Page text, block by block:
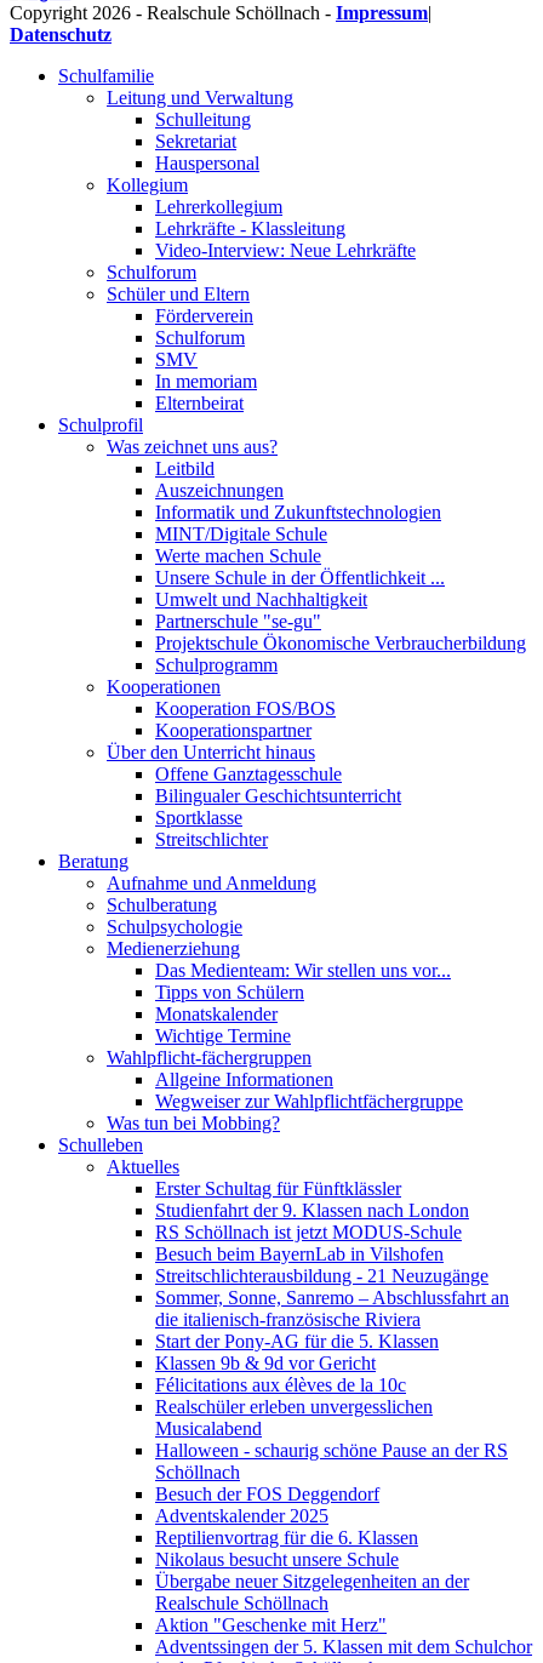
Copyright 2026 - Realschule Schöllnach - Impressum|
Datenschutz
Schulfamilie
Leitung und Verwaltung
Schulleitung
Sekretariat
Hauspersonal
Kollegium
Lehrerkollegium
Lehrkräfte - Klassleitung
Video-Interview: Neue Lehrkräfte
Schulforum
Schüler und Eltern
Förderverein
Schulforum
SMV
In memoriam
Elternbeirat
Schulprofil
Was zeichnet uns aus?
Leitbild
Auszeichnungen
Informatik und Zukunftstechnologien
MINT/Digitale Schule
Werte machen Schule
Unsere Schule in der Öffentlichkeit ...
Umwelt und Nachhaltigkeit
Partnerschule "se-gu"
Projektschule Ökonomische Verbraucherbildung
Schulprogramm
Kooperationen
Kooperation FOS/BOS
Kooperationspartner
Über den Unterricht hinaus
Offene Ganztagesschule
Bilingualer Geschichtsunterricht
Sportklasse
Streitschlichter
Beratung
Aufnahme und Anmeldung
Schulberatung
Schulpsychologie
Medienerziehung
Das Medienteam: Wir stellen uns vor...
Tipps von Schülern
Monatskalender
Wichtige Termine
Wahlpflicht-fächergruppen
Allgeine Informationen
Wegweiser zur Wahlpflichtfächergruppe
Was tun bei Mobbing?
Schulleben
Aktuelles
Erster Schultag für Fünftklässler
Studienfahrt der 9. Klassen nach London
RS Schöllnach ist jetzt MODUS-Schule
Besuch beim BayernLab in Vilshofen
Streitschlichterausbildung - 21 Neuzugänge
Sommer, Sonne, Sanremo – Abschlussfahrt an
die italienisch-französische Riviera
Start der Pony-AG für die 5. Klassen
Klassen 9b & 9d vor Gericht
Félicitations aux élèves de la 10c
Realschüler erleben unvergesslichen
Musicalabend
Halloween - schaurig schöne Pause an der RS
Schöllnach
Besuch der FOS Deggendorf
Adventskalender 2025
Reptilienvortrag für die 6. Klassen
Nikolaus besucht unsere Schule
Übergabe neuer Sitzgelegenheiten an der
Realschule Schöllnach
Aktion "Geschenke mit Herz"
Adventssingen der 5. Klassen mit dem Schulchor